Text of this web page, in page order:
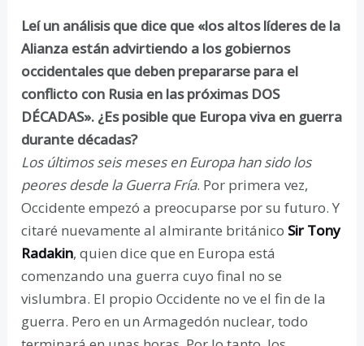
Leí un análisis que dice que «los altos líderes de la
Alianza están advirtiendo a los gobiernos
occidentales que deben prepararse para el
conflicto con Rusia en las próximas DOS
DÉCADAS». ¿Es posible que Europa viva en guerra
durante décadas?
Los últimos seis meses en Europa han sido los
peores desde la Guerra Fría. Por primera vez,
Occidente empezó a preocuparse por su futuro. Y
citaré nuevamente al almirante británico Sir Tony
Radakin, quien dice que en Europa está
comenzando una guerra cuyo final no se
vislumbra. El propio Occidente no ve el fin de la
guerra. Pero en un Armagedón nuclear, todo